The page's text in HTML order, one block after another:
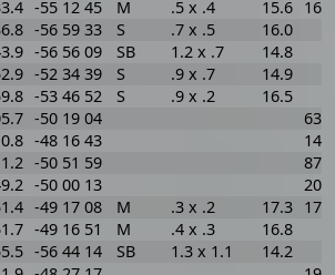
-55 12 45 M .5 x .4 15.6
-56 59 33 S .7 x .5
16.0
-56 56 09 SB 1.2 x .7
14.8
-52 34 39 S .9 x .7
14.9
-53 46 52 S .9 x .2
16.5
-50 19 04
-48 16 43
-50 51 59
-50 00 13
-49 17 08 M .3 x .2 17.3
-49 16 51 M .4 x .3
16.8
-56 44 14 SB 1.3 x 1.1
14.2